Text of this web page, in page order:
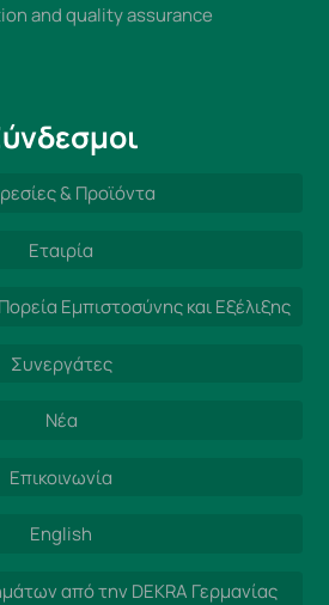
and quality assurance
& Προϊόντα
Εταιρία
Εμπιστοσύνης και Εξέλιξης
Συνεργάτες
Νέα
Επικοινωνία
English
από την DEKRA Γερμανίας